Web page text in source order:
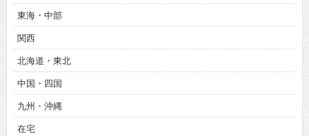
東海・中部
関西
北海道・東北
中国・四国
九州・沖縄
在宅